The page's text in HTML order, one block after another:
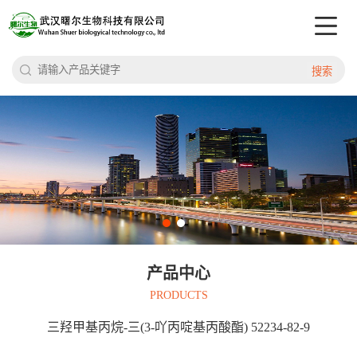
搜索
产品中心
PRODUCTS
三羟甲基丙烷-三(3-吖丙啶基丙酸酯) 52234-82-9